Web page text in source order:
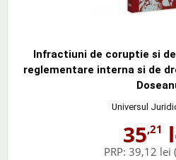
Infractiuni de coruptie si
reglementare interna si de
Universul
35,21
PRP: 39,12 lei